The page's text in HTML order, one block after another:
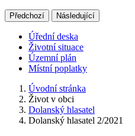
Předchozí Následující
Úřední deska
Životní situace
Územní plán
Místní poplatky
Úvodní stránka
Život v obci
Dolanský hlasatel
Dolanský hlasatel 2/2021